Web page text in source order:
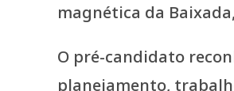
magnética da
O pré-candidato
planejamento,